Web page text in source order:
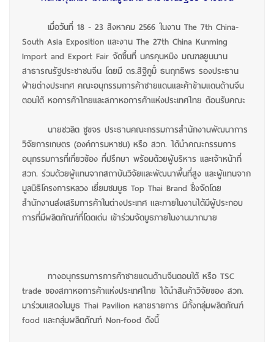
เมื่อวันที่ 18 - 23 สิงหาคม 2566 ในงาน The 7th China-
South Asia Exposition และงาน The 27th China Kunming
Import and Export Fair จัดขึ้นที่ นครคุนหมิง มณฑลยูนนาน
สาธารณรัฐประชาชนจีน โดยมี ดร.สิฐิภูมิ์ ธนฤทธิพร รองประธาน
ฝ่ายต่างประเทศ คณะอนุกรรมการค้าชายแดนและค้าข้ามแดนด้านจีน
ตอนใต้ หอการค้าไทยและสภาหอการค้าแห่งประเทศไทย ต้อนรับคณะ
นายชวลิต ชูขจร ประธานคณะกรรมการสำนักงานพัฒนาการ
วิจัยการเกษตร (องค์การมหาชน) หรือ สวก. ได้นำคณะกรรมการ
อนุกรรมการที่เกี่ยวข้อง ที่ปรึกษา พร้อมด้วยผู้บริหาร และเจ้าหน้าที่
สวก. ร่วมด้วยผู้แทนจากสถาบันวิจัยและพัฒนาพื้นที่สูง และผู้แทนจาก
มูลนิธิโครงการหลวง เยี่ยมชมบูธ Top Thai Brand ซึ่งจัดโดย
สำนักงานส่งเสริมการค้าในต่างประเทศ และภายในงานได้มีผู้ประกอบ
การที่มีผลิตภัณฑ์ที่โดดเด่น เข้าร่วมจัดบูธภายในงานมากมาย
ทางอนุกรรมการการค้าชายแดนด้านจีนตอนใต้ หรือ TSC
trade ของสภาหอการค้าแห่งประเทศไทย ได้นำสินค้าวิจัยของ สวก.
มาร่วมแสดงในบูธ Thai Pavilion หลายรายการ มีทั้งกลุ่มผลิตภัณฑ์
food และกลุ่มผลิตภัณฑ์ Non-food ดังนี้